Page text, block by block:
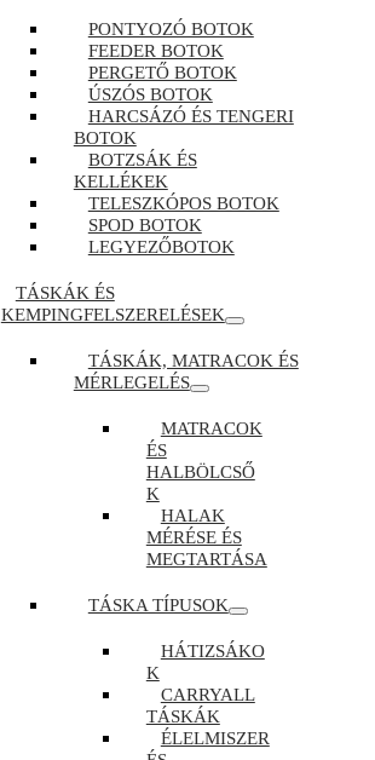
PONTYOZÓ BOTOK
FEEDER BOTOK
PERGETŐ BOTOK
ÚSZÓS BOTOK
HARCSÁZÓ ÉS TENGERI
BOTOK
BOTZSÁK ÉS
KELLÉKEK
TELESZKÓPOS BOTOK
SPOD BOTOK
LEGYEZŐBOTOK
TÁSKÁK ÉS
KEMPINGFELSZERELÉSEK
TÁSKÁK, MATRACOK ÉS
MÉRLEGELÉS
MATRACOK
ÉS
HALBÖLCSŐ
K
HALAK
MÉRÉSE ÉS
MEGTARTÁSA
TÁSKA TÍPUSOK
HÁTIZSÁKO
K
CARRYALL
TÁSKÁK
ÉLELMISZER